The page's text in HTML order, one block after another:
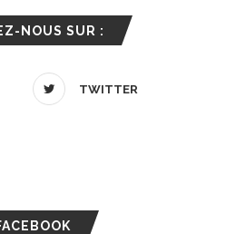
NOUS SUR :
TWITTER